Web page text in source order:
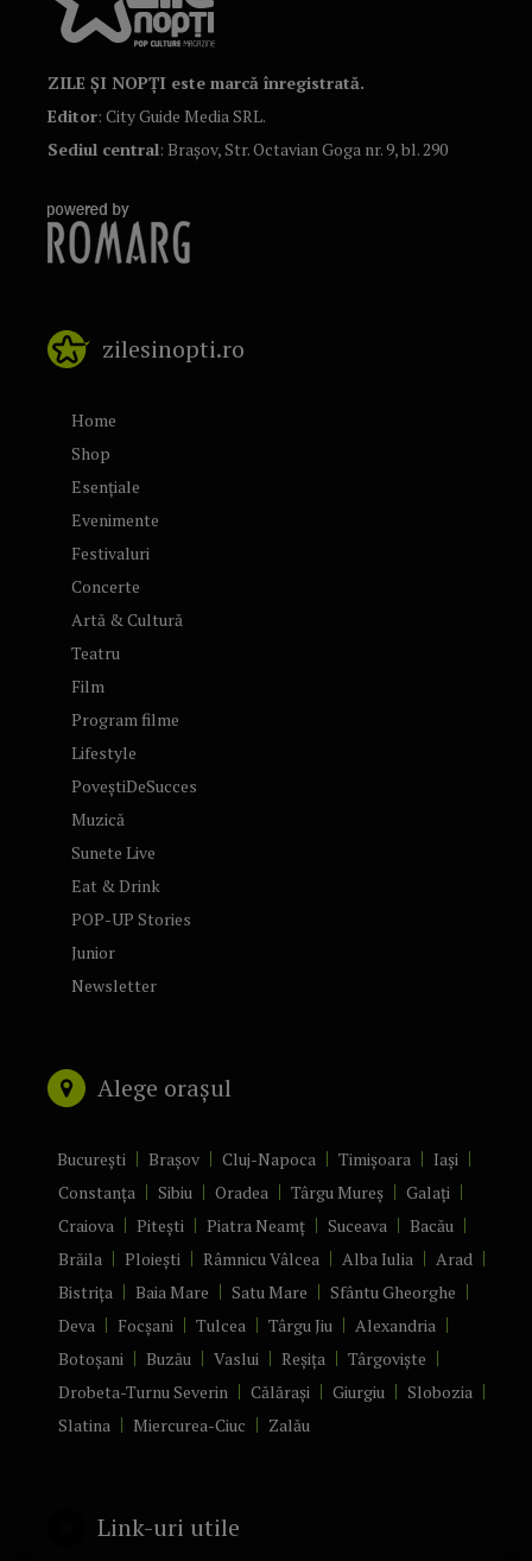
ZILE ȘI NOPȚI este marcă înregistrată.
Editor: City Guide Media SRL.
Sediul central: Brașov, Str. Octavian Goga nr. 9, bl. 290
zilesinopti.ro
Home
Shop
Esențiale
Evenimente
Festivaluri
Concerte
Artă & Cultură
Teatru
Film
Program filme
Lifestyle
PoveștiDeSucces
Muzică
Sunete Live
Eat & Drink
POP-UP Stories
Junior
Newsletter
Alege orașul
București Brașov Cluj-Napoca Timișoara
Iași
Constanța
Sibiu Oradea Târgu Mureș
Galați
Craiova
Pitești Piatra Neamț Suceava
Bacău
Brăila
Ploiești Râmnicu Vâlcea Alba Iulia
Arad
Bistrița
Baia Mare Satu Mare
Sfântu Gheorghe
Deva
Focșani Tulcea Târgu Jiu
Alexandria
Botoșani
Buzău Vaslui Reșița
Târgoviște
Drobeta-Turnu Severin
Călărași Giurgiu
Slobozia
Slatina
Miercurea-Ciuc Zalău
Link-uri utile